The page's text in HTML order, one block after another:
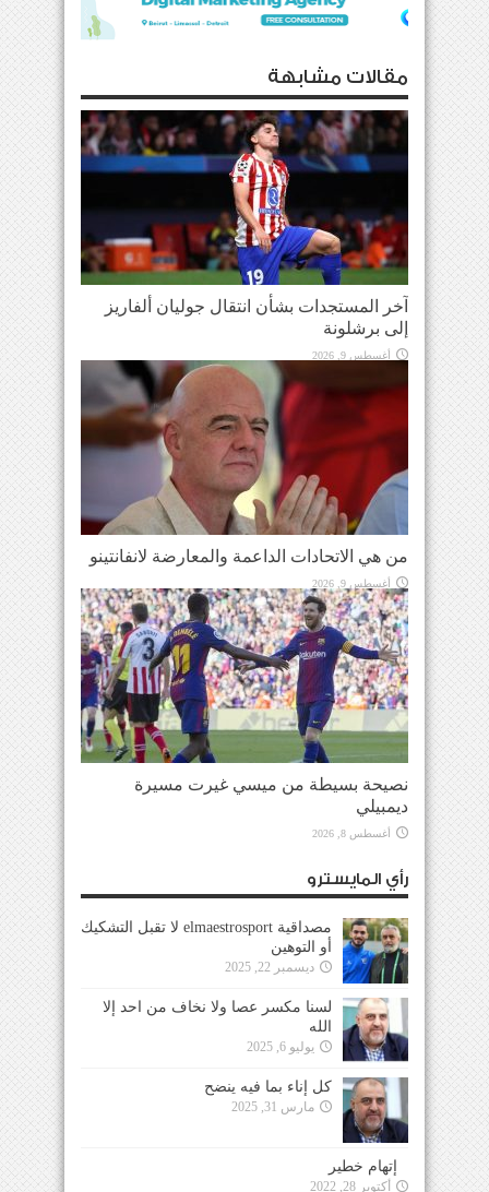
مقالات مشابهة
آخر المستجدات بشأن انتقال جوليان ألفاريز
إلى برشلونة
أغسطس 9, 2026
من هي الاتحادات الداعمة والمعارضة لانفانتينو
أغسطس 9, 2026
نصيحة بسيطة من ميسي غيرت مسيرة
ديمبيلي
أغسطس 8, 2026
رأي المايسترو
مصداقية elmaestrosport لا تقبل التشكيك
أو التوهين
ديسمبر 22, 2025
لسنا مكسر عصا ولا نخاف من احد إلا
الله
يوليو 6, 2025
كل إناء بما فيه ينضح
مارس 31, 2025
إتهام خطير
أكتوبر 28, 2022